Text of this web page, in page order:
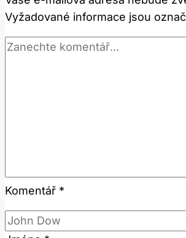
Vyžadované informace jsou
Komentář *